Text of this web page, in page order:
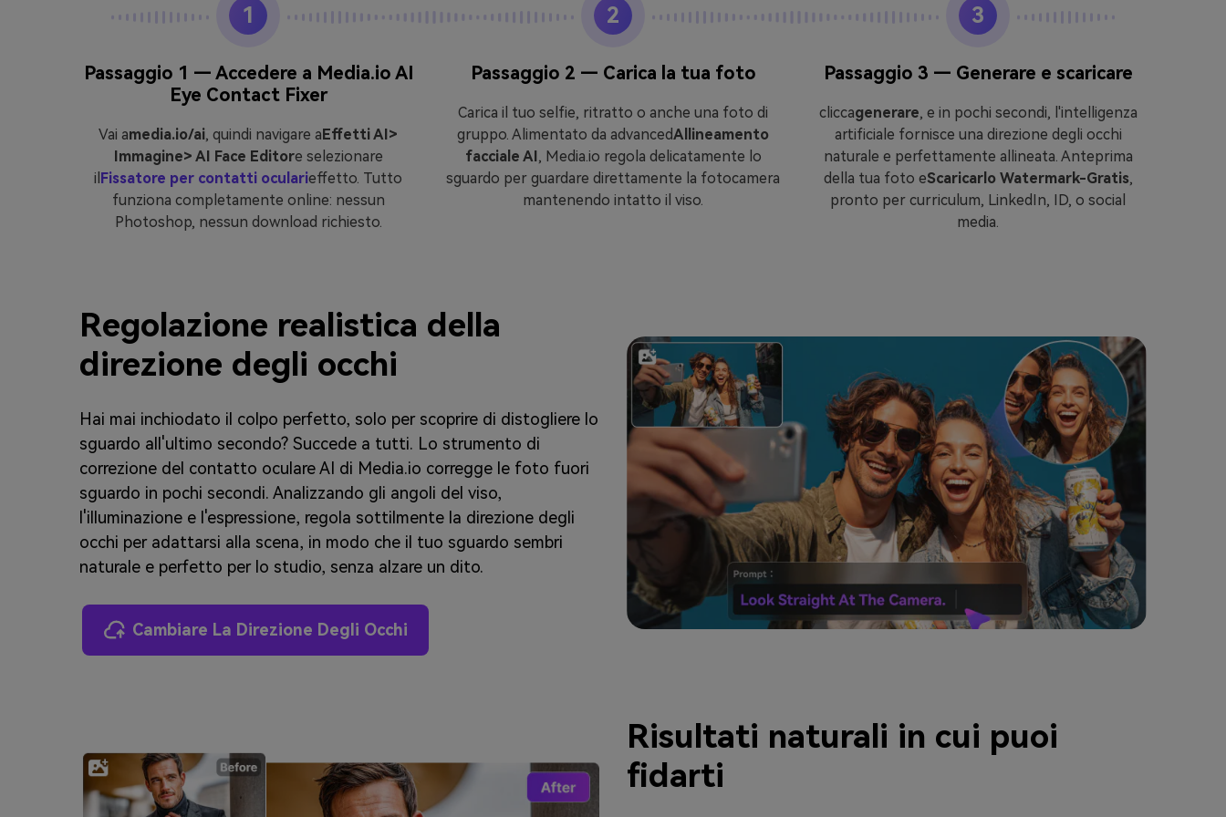
1
Passaggio 1 — Accedere a Media.io AI
Eye Contact Fixer
Vai amedia.io/ai, quindi navigare aEffetti AI>
Immagine> AI Face Editore selezionare
il Fissatore per contatti ocularieffetto. Tutto
funziona completamente online: nessun
Photoshop, nessun download richiesto.
2
Passaggio 2 — Carica la tua foto
Carica il tuo selfie, ritratto o anche una foto di
gruppo. Alimentato da advancedAllineamento
facciale AI, Media.io regola delicatamente lo
sguardo per guardare direttamente la fotocamera
mantenendo intatto il viso.
3
Passaggio 3 — Generare e scaricare
cliccagenerare, e in pochi secondi, l'intelligenza
artificiale fornisce una direzione degli occhi
naturale e perfettamente allineata. Anteprima
della tua foto eScaricarlo Watermark-Gratis,
pronto per curriculum, LinkedIn, ID, o social
media.
Regolazione realistica della
direzione degli occhi
Hai mai inchiodato il colpo perfetto, solo per scoprire di distogliere lo
sguardo all'ultimo secondo? Succede a tutti. Lo strumento di
correzione del contatto oculare AI di Media.io corregge le foto fuori
sguardo in pochi secondi. Analizzando gli angoli del viso,
l'illuminazione e l'espressione, regola sottilmente la direzione degli
occhi per adattarsi alla scena, in modo che il tuo sguardo sembri
naturale e perfetto per lo studio, senza alzare un dito.
Cambiare La Direzione Degli Occhi
Risultati naturali in cui puoi
fidarti